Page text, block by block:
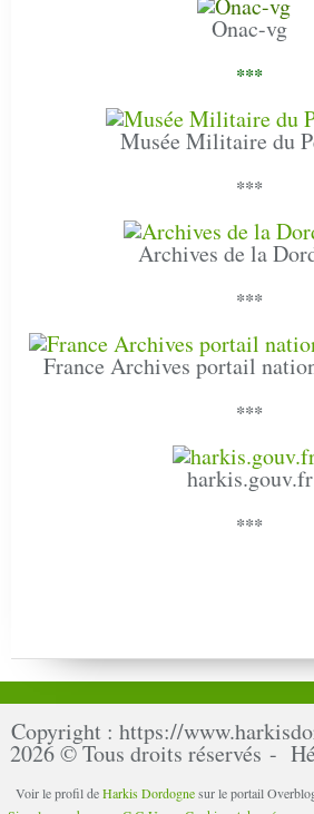
Onac-vg
***
Musée Militaire du
***
Archives de la
***
France Archives portail
***
harkis.gouv.fr
***
Copyright : https://
2026 © Tous droits réservés -
Voir le profil deHarkis Dordognesur le portail